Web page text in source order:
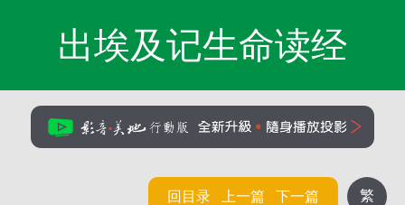
出埃及记生命读经
繁
回目录 上一篇 下一篇